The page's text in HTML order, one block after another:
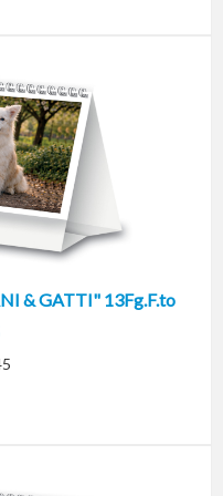
& GATTI" 13Fg.F.to